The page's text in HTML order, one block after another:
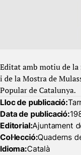
Editat amb motiu de la
i de la Mostra de
Popular de Catalunya.
Lloc de publicació:
Data de publicació:
Editorial:Ajuntament
Col·lecció:Quaderns
Idioma:Català